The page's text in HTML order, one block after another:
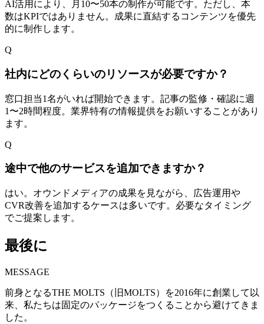
AI活用により、月10〜50本の制作が可能です。ただし、本
数はKPIではありません。成果に直結するコンテンツを優先
的に制作します。
Q
社内にどのくらいのリソースが必要ですか？
窓口担当1名がいれば開始できます。記事の監修・確認に週
1〜2時間程度。業界特有の情報提供をお願いすることがあり
ます。
Q
途中で他のサービスを追加できますか？
はい。オウンドメディアの成果を見ながら、広告運用や
CVR改善を追加するケースは多いです。必要なタイミング
でご提案します。
最後に
MESSAGE
前身となるTHE MOLTS（旧MOLTS）を2016年に創業して以
来、私たちは固定のパッケージをつくることから避けてきま
した。